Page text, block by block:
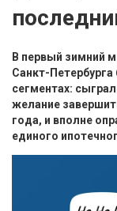
В первый зимний
Санкт-
сегментах:
желание
года, и вполне
единого